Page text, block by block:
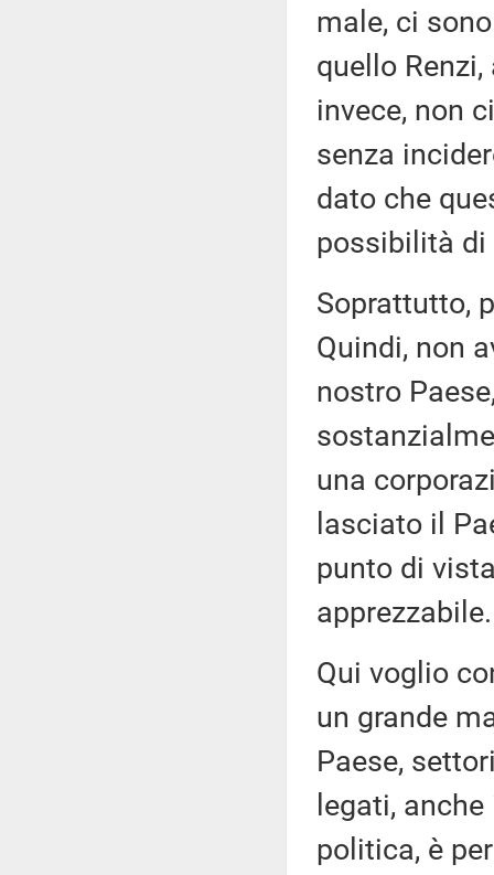
male, ci
quello
invece, non
senza
dato che
possibilità di
Soprattutto,
Quindi, non
nostro
una
lasciato il
punto di
apprezzabile.
Qui voglio
un grande
Paese,
legati,
politica, è